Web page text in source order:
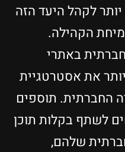
לקהל היעד הזה
הקהילה.
באתרי
את אסטרטגיית
החברתית. תוספים
לשתף בקלות תוכן
שלהם,